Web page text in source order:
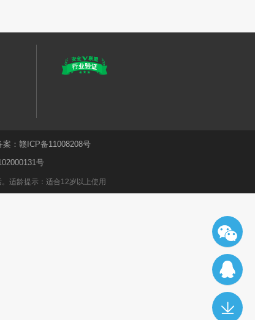
： 赣ICP备11008208号
号
适龄提示：适合12岁以上使用